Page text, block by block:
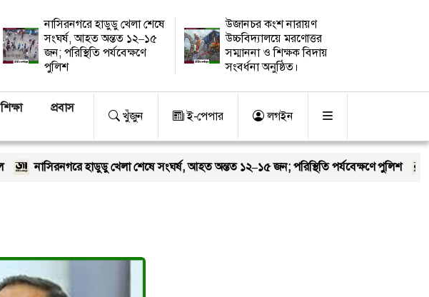
নাসিরনগরে হাডুডু খেলা শেষে
সংঘর্ষ, আহত অন্তত ১২–১৫
জন; পরিস্থিতি পর্যবেক্ষণে
পুলিশ
উজানচর কংশ নারায়ণ
উচ্চবিদ্যালয়ে মরণোত্তর
সম্মাননা ও শিক্ষক বিদায়
সংবর্ধনা অনুষ্ঠিত।
শিক্ষা প্রবাস
খুঁজুন ই-পেপার লগইন
নাসিরনগরে হাডুডু খেলা শেষে সংঘর্ষ, আহত অন্তত ১২–১৫ জন; পরিস্থিতি পর্যবেক্ষণে পুলিশ